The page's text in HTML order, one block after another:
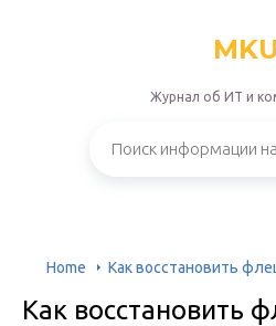
Журнал об ИТ и
Home Как восстановить
Как восстановить